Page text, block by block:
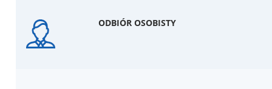
ODBIÓR OSOBISTY